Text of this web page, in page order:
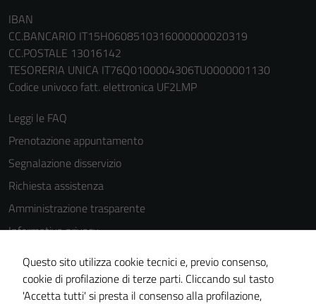
IBAN
CC.BANCARIO IT15H0608510316000000020319
CC.POSTALE 13016142
TESORERIA UNICA IT76Q0100004306TU0000001130
Codice univoco fatt. elettronica UF2LMP
Leggi le FAQ
Prenotazione appuntamento
Segnalazione disservizio
Richiesta assistenza
Amministrazione trasparente
Informativa privacy
Cookie Policy
Note legali
Dichiarazione di accessibilità
Questo sito utilizza cookie tecnici e, previo consenso,
cookie di profilazione di terze parti. Cliccando sul tasto
'Accetta tutti' si presta il consenso alla profilazione,